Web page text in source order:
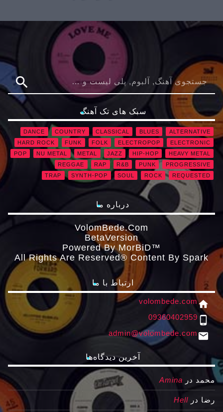
search
سبک های تک آهنگ
ALTERNATIVE
BLUES
CLASSICAL
COUNTRY
DANCE
ELECTRONIC
ELECTROPOP
FOLK
FUNK
HARD ROCK
HEAVY METAL
HIP-HOP
JAZZ
METAL
NU METAL
POP
PROGRESSIVE
PUNK
R&B
RAP
REGGAE
REQUESTED
ROCK
SOUL
SYNTH-POP
TRAP
درباره ما
VolomBede.com
ΒetaVersion
Powered By MorBiD™
All Rights Are Reserved® Content By Spark
ارتباط با ما
home
volombede.com
phone_android
09360402959
email
admin@volombede.com
آخرین دیدگاه‌ها
محمد در Amina
رضا در Hell